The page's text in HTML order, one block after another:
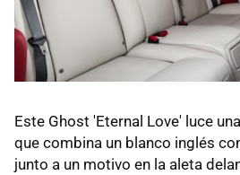
Este Ghost 'Eternal Love' luce una
que combina un blanco inglés
junto a un motivo en la aleta